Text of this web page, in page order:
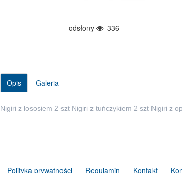
odsłony 336
Opis Galeria
Nigiri z łososiem 2 szt Nigiri z tuńczykiem 2 szt Nigiri z
Polityka prywatności Regulamin Kontakt